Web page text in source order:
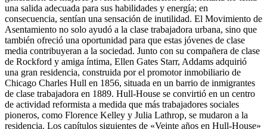
una salida adecuada para sus habilidades y energía; en
consecuencia, sentían una sensación de inutilidad. El Movimiento de
Asentamiento no solo ayudó a la clase trabajadora urbana, sino que
también ofreció una oportunidad para que estas jóvenes de clase
media contribuyeran a la sociedad. Junto con su compañera de clase
de Rockford y amiga íntima, Ellen Gates Starr, Addams adquirió
una gran residencia, construida por el promotor inmobiliario de
Chicago Charles Hull en 1856, situada en un barrio de inmigrantes
de clase trabajadora en 1889. Hull-House se convirtió en un centro
de actividad reformista a medida que más trabajadores sociales
pioneros, como Florence Kelley y Julia Lathrop, se mudaron a la
residencia. Los capítulos siguientes de «Veinte años en Hull-House»